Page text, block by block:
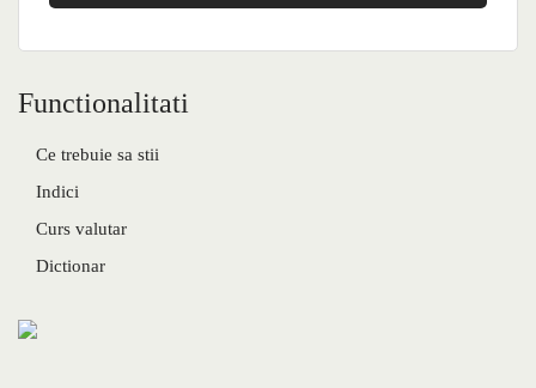
Functionalitati
Ce trebuie sa stii
Indici
Curs valutar
Dictionar